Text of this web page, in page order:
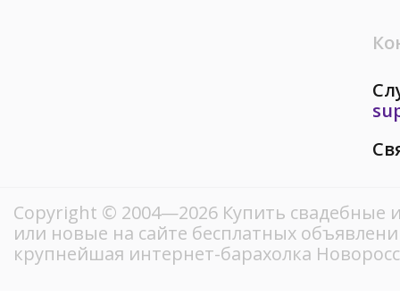
Copyright © 2004—2026 Купить свадебные
или новые на сайте бесплатных
крупнейшая интернет-барахолка